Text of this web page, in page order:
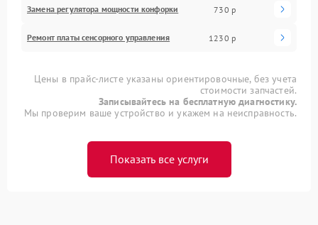
Замена регулятора мощности конфорки 730 р
Ремонт платы сенсорного управления 1230 р
Цены в прайс-листе указаны ориентировочные, без учета
стоимости запчастей.
Записывайтесь на бесплатную диагностику.
Мы проверим ваше устройство и укажем на неисправность.
Показать все услуги